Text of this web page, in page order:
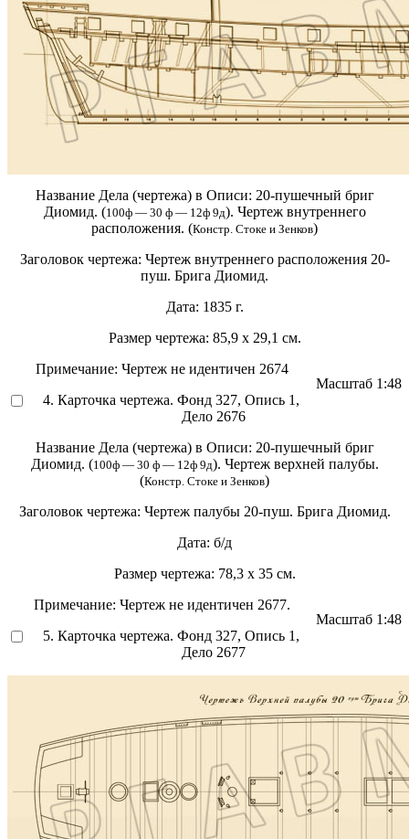
Название Дела (чертежа) в Описи: 20-пушечный бриг
Диомид. (100ф — 30 ф — 12ф 9д). Чертеж внутреннего
расположения. (Констр. Стоке и Зенков)
Заголовок чертежа: Чертеж внутреннего расположения 20-
пуш. Брига Диомид.
Дата: 1835 г.
Размер чертежа: 85,9 х 29,1 см.
Масштаб 1:48
Примечание: Чертеж не идентичен 2674
4. Карточка чертежа. Фонд 327, Опись 1,
Дело 2676
Название Дела (чертежа) в Описи: 20-пушечный бриг
Диомид. (100ф — 30 ф — 12ф 9д). Чертеж верхней палубы.
(Констр. Стоке и Зенков)
Заголовок чертежа: Чертеж палубы 20-пуш. Брига Диомид.
Дата: б/д
Размер чертежа: 78,3 х 35 см.
Масштаб 1:48
Примечание: Чертеж не идентичен 2677.
5. Карточка чертежа. Фонд 327, Опись 1,
Дело 2677